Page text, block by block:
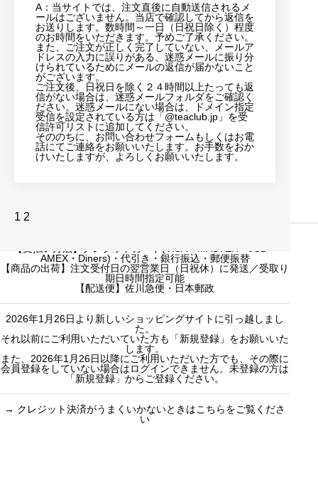
A：当サイトでは、注文直後に自動送信されるメ
ールはございません。当店で確認してから返信を
お送りします。数時間～一日（日祝日除く）程度
のお時間をいただきます。予めご了承ください。
また、ご注文が正しく完了していない、メールア
ドレスの入力に誤りがある、迷惑メールに振り分
けられているためにメールの返信が届かないこと
がございます。
ご注文後、日祝日を除く２４時間以上たっても返
信がない場合は、迷惑メールフォルダをご確認く
ださい。迷惑メールにない場合は、ドメイン指定
受信を設定されている方は「@teaclub.jp」を受
信許可リストに追加してください。
そののちに、お問い合わせフォームもしくはお電
話にてご連絡をお願いいたします。お手数をおか
けいたしますが、よろしくお願いいたします。
投
ペ
ー
ジ
1 2
AMEX・Diners)・代引き・銀行振込・郵便振替
【商品の出荷】注文受付日の翌営業日（日祝休）に発送／受取り
期日時間指定可能
【配送便】佐川急便・日本郵政
2026年1月26日より新しいショッピングサイトに引っ越しまし
た。
それ以前にご利用いただいていた方も「新規登録」をお願いいた
します。
また、2026年1月26日以降にご利用いただいた方でも、その際に
会員登録をしていない場合はログインできません。未登録の方は
「新規登録」からご登録ください。
→ クレジット決済がうまくいかないときはこちらをご覧くださ
い